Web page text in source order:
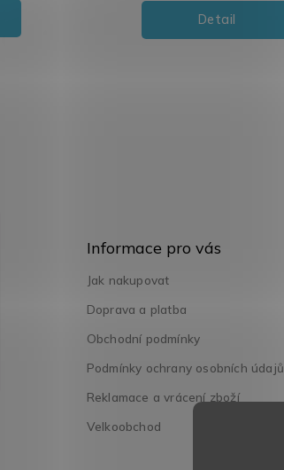
Detail
Informace pro vás
Jak nakupovat
Doprava a platba
Obchodní podmínky
Podmínky ochrany osobních údajů
Reklamace a vrácení zboží
Velkoobchod